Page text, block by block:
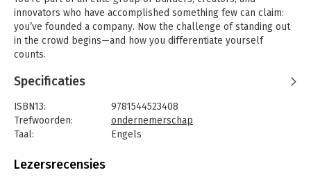
innovators who have accomplished something few can claim:
you’ve founded a company. Now the challenge of standing out
in the crowd begins—and how you differentiate yourself
counts.
Building a brand and growing a business can be expensive and
time-consuming. But you have a key advantage and secret
strategy, one that will set you apart no matter your industry,
product, or company size. You have a story, and it’s one of your
most valuable assets.
In Founder Brand, marketing expert Dave Gerhardt reveals how
to build your brand by positioning yourself as the story, heart,
Specificaties
ISBN13:
9781544523408
Trefwoorden:
ondernemerschap
Taal:
Engels
Aantal pagina's:
Lezersrecensies